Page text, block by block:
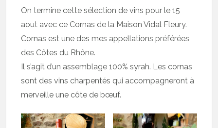
On termine cette sélection de vins pour le 15
aout avec ce Cornas de la Maison Vidal Fleury.
Cornas est une des mes appellations préférées
des Côtes du Rhône.
Il s’agit d’un assemblage 100% syrah. Les cornas
sont des vins charpentés qui accompagneront à
merveille une côte de bœuf.